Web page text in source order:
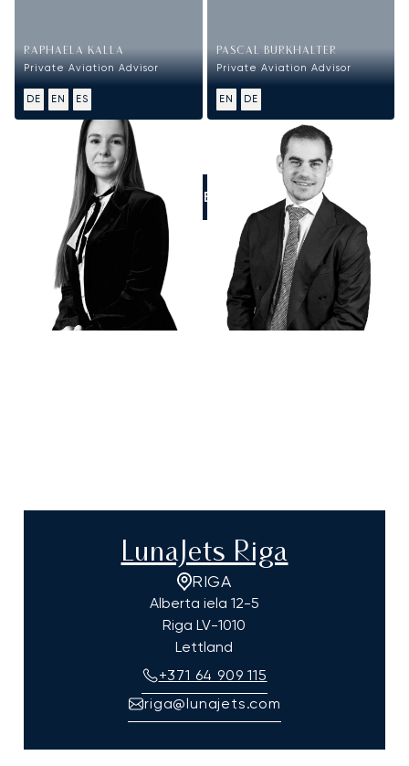
RAPHAELA KALLA
Private Aviation Advisor
DE EN ES
PASCAL BURKHALTER
Private Aviation Advisor
EN DE
RUFEN SIE UNS AN
LunaJets Riga
RIGA
Alberta iela 12-5
Riga LV-1010
Lettland
+371 64 909 115
riga@lunajets.com